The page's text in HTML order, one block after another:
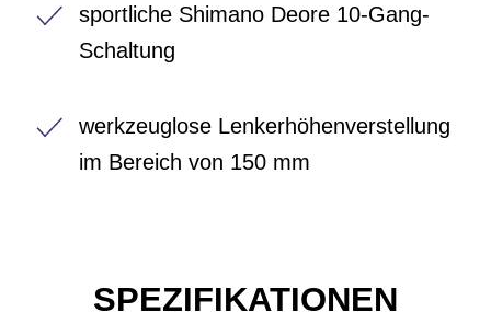
sportliche Shimano Deore 10-Gang-
Schaltung
werkzeuglose Lenkerhöhenverstellung
im Bereich von 150 mm
SPEZIFIKATIONEN